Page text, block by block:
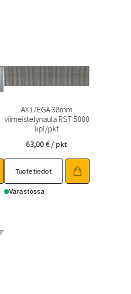
AX17EGA 38mm
viimeistelynaula RST 5000
kpl/pkt
63,00€ / pkt
Tuotetiedot
Varastossa